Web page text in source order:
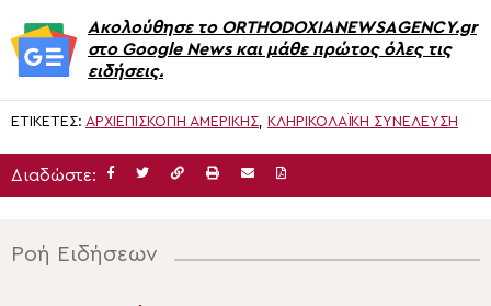
Ακολούθησε το ORTHODOXIANEWSAGENCY.gr
στο Google News και μάθε πρώτος όλες τις
ειδήσεις.
ΕΤΙΚΈΤΕΣ: ΑΡΧΙΕΠΙΣΚΟΠΉ ΑΜΕΡΙΚΗΣ, ΚΛΗΡΙΚΟΛΑΪΚΉ ΣΥΝΈΛΕΥΣΗ
Διαδώστε:
Ροή Ειδήσεων